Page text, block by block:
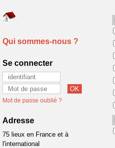
Qui sommes-nous ?
Se connecter
Mot de passe oublié ?
Adresse
75 lieux en France et à
l'international